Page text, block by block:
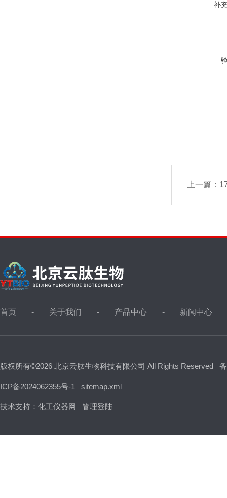
补
上一篇：
首页 关于我们 产品中心 新闻中心
版权所有©2026 北京云肽生物科技有限公司 All Rights Reserved
ICP备2024062355号-1 sitemap.xml
技术支持： 化工仪器网 管理登陆